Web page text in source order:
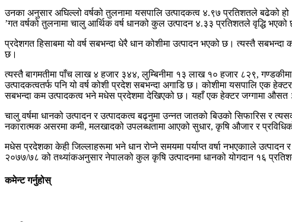
उनका अनुसार अघिल्लो वर्षको तुलनामा यसपालि उत्पादकत्व ४.९७ प्रतिशतले बढेको
’गत वर्षको तुलनामा चालु आर्थिक वर्ष धानको कुल उत्पादन ४.३३ प्रतिशतले वृद्धि
प्रदेशगत हिसाबमा यो वर्ष सबभन्दा धेरै धान कोशीमा उत्पादन भएको छ। त्यस्तै
छ।
त्यस्तै बागमतीमा पाँच लाख ४ हजार ३४४, लुम्बिनीमा १३ लाख १० हजार ८२९,
उत्पादकत्वतर्फ पनि यो वर्ष कोशी प्रदेश सबभन्दा अगाडि छ। कोशीमा यसपालि एक
सबभन्दा कम उत्पादकत्व भने मधेस प्रदेशमा देखिएको छ। यहाँ एक हेक्टर जग्गामा औसत
चालु वर्षमा धानको उत्पादन र उत्पादकत्व बढ्नुमा उन्नत जातको बिउको सिफारिस र
नकारात्मक असरमा कमी, मलखादको उपलब्धतामा आएको सुधार, कृषि औजार र
मधेस प्रदेशका केही जिल्लाहरूमा भने धान रोप्ने समयमा पर्याप्त वर्षा नभएकााले
२०७७/७८ को तथ्यांकअनुसार नेपालको कुल कृषि उत्पादनमा धानको योगदान १६
कमेन्ट गर्नुहोस्